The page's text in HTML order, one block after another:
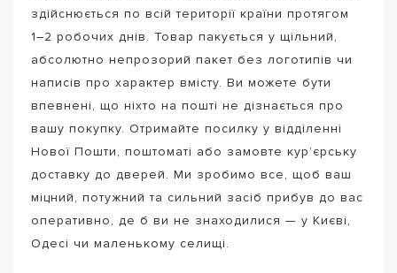
здійснюється по всій території країни протягом
1–2 робочих днів. Товар пакується у щільний,
абсолютно непрозорий пакет без логотипів чи
написів про характер вмісту. Ви можете бути
впевнені, що ніхто на пошті не дізнається про
вашу покупку. Отримайте посилку у відділенні
Нової Пошти, поштоматі або замовте кур’єрську
доставку до дверей. Ми зробимо все, щоб ваш
міцний, потужний та сильний засіб прибув до вас
оперативно, де б ви не знаходилися — у Києві,
Одесі чи маленькому селищі.